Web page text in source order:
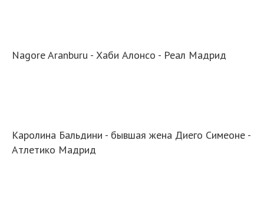
Nagore Aranburu - Хаби Алонсо - Реал Мадрид
Каролина Бальдини - бывшая жена Диего Симеоне -
Атлетико Мадрид